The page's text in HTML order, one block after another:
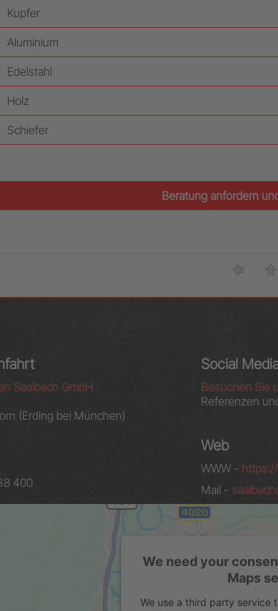
Kupfer
Aluminium
Edelstahl
Holz
Schiefer
Beratung anfordern
Saalbach GmbH
(Erding bei München)
400
Social
Besuchen Sie
Referenzen
Web
WWW -
Mail -
We need your
Maps
We use a third party service